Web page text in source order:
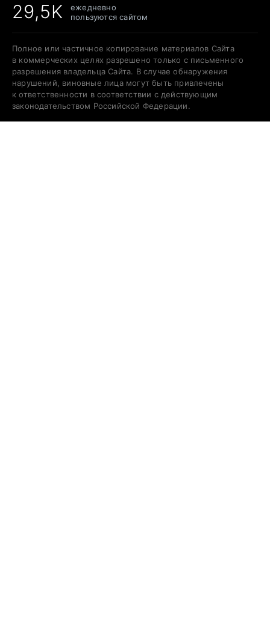
29,5K
ежедневно
пользуются сайтом
Полное или частичное копирование материалов Сайта
в коммерческих целях разрешено только с письменного
разрешения владельца Сайта. В случае обнаружения
нарушений, виновные лица могут быть привлечены
к ответственности в соответствии с действующим
законодательством Российской Федерации.